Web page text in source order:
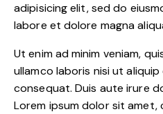
adipisicing elit, sed do
labore et dolore magna
Ut enim ad minim veniam,
ullamco laboris nisi ut
consequat. Duis aute irure
Lorem ipsum dolor sit